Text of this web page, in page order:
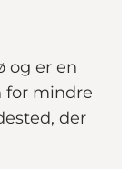
og er en
for mindre
der